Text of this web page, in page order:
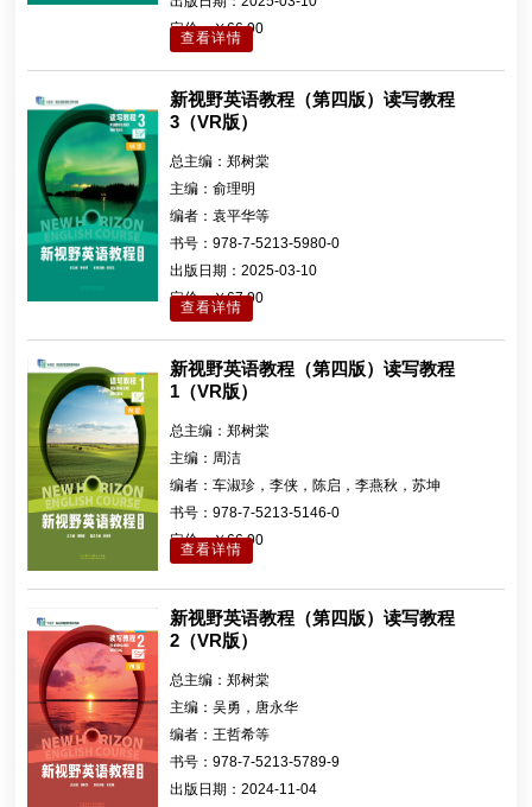
定价：￥66.90
查看详情
新视野英语教程（第四版）读写教程
3（VR版）
总主编：郑树棠
主编：俞理明
编者：袁平华等
书号：978-7-5213-5980-0
出版日期：2025-03-10
定价：￥67.90
查看详情
新视野英语教程（第四版）读写教程
1（VR版）
总主编：郑树棠
主编： 周洁
编者：车淑珍，李侠，陈启，李燕秋，苏坤
书号：978-7-5213-5146-0
定价：￥66.90
查看详情
新视野英语教程（第四版）读写教程
2（VR版）
总主编：郑树棠
主编：吴勇，唐永华
编者：王哲希等
书号：978-7-5213-5789-9
出版日期：2024-11-04